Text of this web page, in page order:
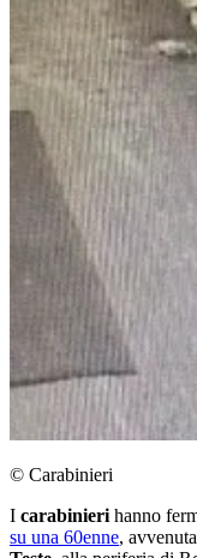
© Carabinieri
I carabinieri hanno
su una 60enne,